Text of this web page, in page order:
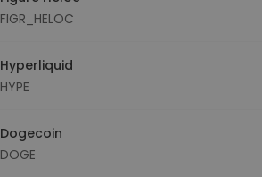
FIGR_HELOC
Hyperliquid
HYPE
Dogecoin
DOGE